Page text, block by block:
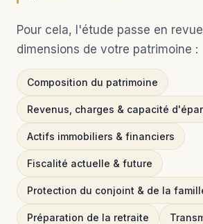
Pour cela, l'étude passe en
dimensions de votre patrimoine :
Composition du patrimoine
Revenus, charges & capacité
Actifs immobiliers & financiers
Fiscalité actuelle & future
Protection du conjoint & de la
Préparation de la retraite